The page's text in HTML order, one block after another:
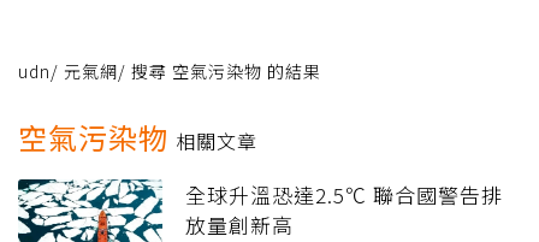
udn/ 元氣網/ 搜尋 空氣污染物 的結果
空氣污染物 相關文章
全球升溫恐達2.5℃ 聯合國警告排
放量創新高